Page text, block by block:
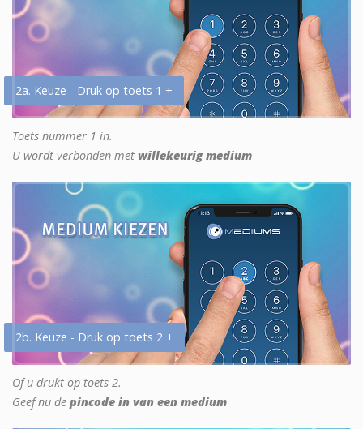
2a. Keuze - Druk op toets 1 +
Toets nummer 1 in.
U wordt verbonden met willekeurig medium
2b. Keuze - Druk op toets 2 +
Of u drukt op toets 2.
Geef nu de pincode in van een medium